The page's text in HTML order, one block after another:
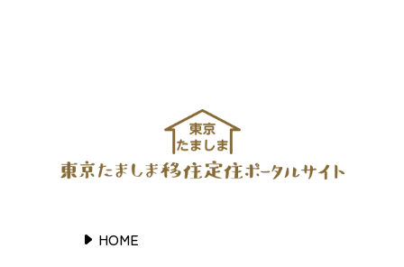
HOME